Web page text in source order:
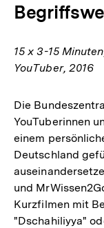
15 x 3-15
YouTuber, 2016
Die
YouTuberinnen
einem
Deutschland
und
Kurzfilmen mit
"Dschahiliyya"